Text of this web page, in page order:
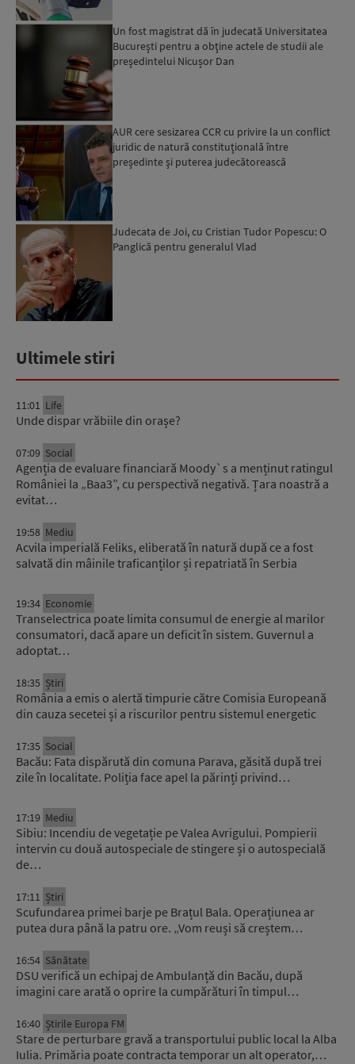
Un fost magistrat dă în judecată Universitatea
Bucureşti pentru a obţine actele de studii ale
preşedintelui Nicușor Dan
AUR cere sesizarea CCR cu privire la un conflict
juridic de natură constituţională între
preşedinte şi puterea judecătorească
Judecata de Joi, cu Cristian Tudor Popescu: O
Panglică pentru generalul Vlad
Ultimele stiri
11:01 Life
Unde dispar vrăbiile din orașe?
07:09 Social
Agenția de evaluare financiară Moody`s a menținut ratingul
României la „Baa3”, cu perspectivă negativă. Țara noastră a
evitat…
19:58 Mediu
Acvila imperială Feliks, eliberată în natură după ce a fost
salvată din mâinile traficanților și repatriată în Serbia
19:34 Economie
Transelectrica poate limita consumul de energie al marilor
consumatori, dacă apare un deficit în sistem. Guvernul a
adoptat…
18:35 Știri
România a emis o alertă timpurie către Comisia Europeană
din cauza secetei și a riscurilor pentru sistemul energetic
17:35 Social
Bacău: Fata dispărută din comuna Parava, găsită după trei
zile în localitate. Poliția face apel la părinți privind…
17:19 Mediu
Sibiu: Incendiu de vegetație pe Valea Avrigului. Pompierii
intervin cu două autospeciale de stingere și o autospecială
de…
17:11 Știri
Scufundarea primei barje pe Brațul Bala. Operațiunea ar
putea dura până la patru ore. „Vom reuși să creștem…
16:54 Sănătate
DSU verifică un echipaj de Ambulanță din Bacău, după
imagini care arată o oprire la cumpărături în timpul…
16:40 Știrile Europa FM
Stare de perturbare gravă a transportului public local la Alba
Iulia. Primăria poate contracta temporar un alt operator,…